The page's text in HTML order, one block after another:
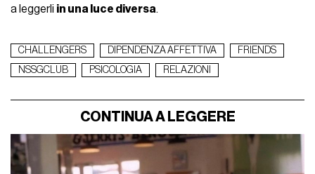
a leggerli in una luce diversa.
CHALLENGERS DIPENDENZA AFFETTIVA
FRIENDS
NSSGCLUB
PSICOLOGIA RELAZIONI
CONTINUA A LEGGERE